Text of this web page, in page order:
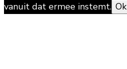
vanuit dat ermee instemt. Ok